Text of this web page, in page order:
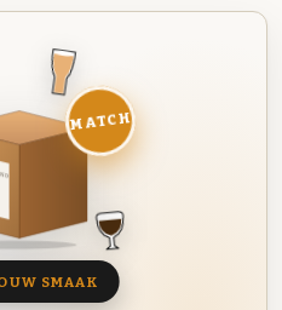
MATCH
SMAAK